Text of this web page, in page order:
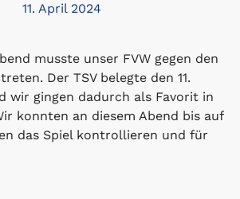
11. April 2024
musste unser FVW gegen den
Der TSV belegte den 11.
wir gingen dadurch als Favorit in
konnten an diesem Abend bis auf
das Spiel kontrollieren und für